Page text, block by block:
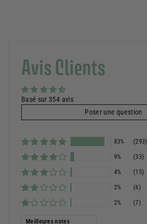
Avis Clients
Basé sur 354 avis
Poser une question
83% (293)
9% (33)
4% (15)
2% (6)
2% (7)
Sort by